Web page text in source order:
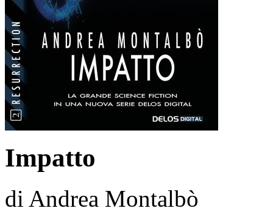
Impatto
di Andrea Montalbò